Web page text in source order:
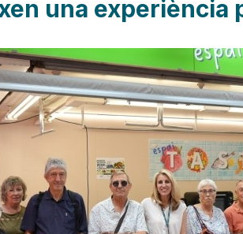
una experiència